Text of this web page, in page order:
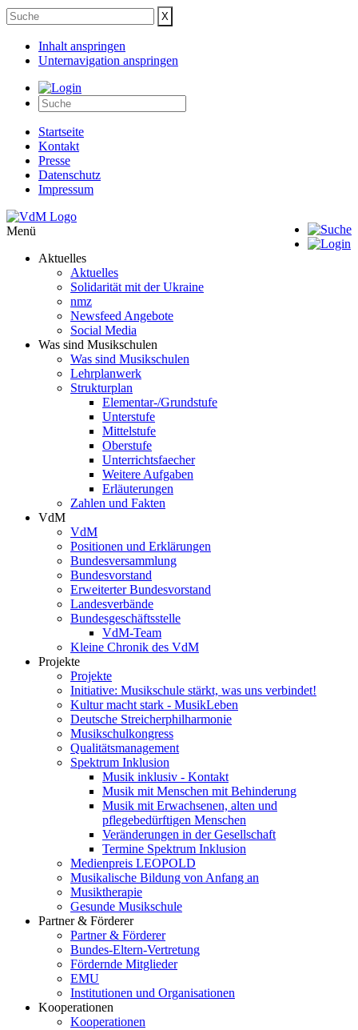
Inhalt anspringen
Unternavigation anspringen
Startseite
Kontakt
Presse
Datenschutz
Impressum
Menü
Aktuelles
Aktuelles
Solidarität mit der Ukraine
nmz
Newsfeed Angebote
Social Media
Was sind Musikschulen
Was sind Musikschulen
Lehrplanwerk
Strukturplan
Elementar-/Grundstufe
Unterstufe
Mittelstufe
Oberstufe
Unterrichtsfaecher
Weitere Aufgaben
Erläuterungen
Zahlen und Fakten
VdM
VdM
Positionen und Erklärungen
Bundesversammlung
Bundesvorstand
Erweiterter Bundesvorstand
Landesverbände
Bundesgeschäftsstelle
VdM-Team
Kleine Chronik des VdM
Projekte
Projekte
Initiative: Musikschule stärkt, was uns verbindet!
Kultur macht stark - MusikLeben
Deutsche Streicherphilharmonie
Musikschulkongress
Qualitätsmanagement
Spektrum Inklusion
Musik inklusiv - Kontakt
Musik mit Menschen mit Behinderung
Musik mit Erwachsenen, alten und
pflegebedürftigen Menschen
Veränderungen in der Gesellschaft
Termine Spektrum Inklusion
Medienpreis LEOPOLD
Musikalische Bildung von Anfang an
Musiktherapie
Gesunde Musikschule
Partner & Förderer
Partner & Förderer
Bundes-Eltern-Vertretung
Fördernde Mitglieder
EMU
Institutionen und Organisationen
Kooperationen
Kooperationen